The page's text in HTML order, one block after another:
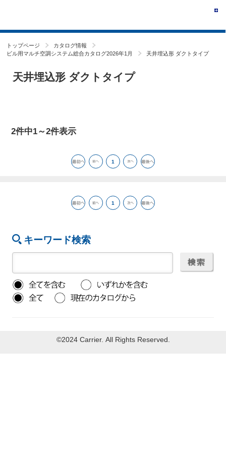
トップページ
カタログ情報
ビル用マルチ空調システム総合カタログ2026年1月
天井埋込形 ダクトタイプ
天井埋込形 ダクトタイプ
2件中1～2件表示
1
1
キーワード検索
©2024 Carrier. All Rights Reserved.